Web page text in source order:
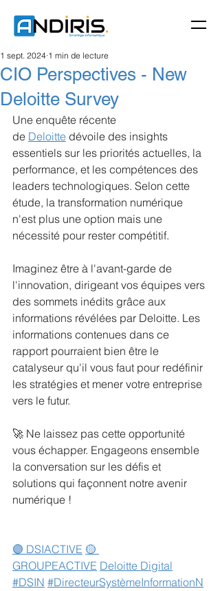
CIO Perspectives - New
Deloitte Survey
1 sept. 2024 1 min de lecture
Une enquête récente
de Deloitte dévoile des insights
essentiels sur les priorités actuelles, la
performance, et les compétences des
leaders technologiques. Selon cette
étude, la transformation numérique
n'est plus une option mais une
nécessité pour rester compétitif.
Imaginez être à l'avant-garde de
l'innovation, dirigeant vos équipes vers
des sommets inédits grâce aux
informations révélées par Deloitte. Les
informations contenues dans ce
rapport pourraient bien être le
catalyseur qu'il vous faut pour redéfinir
les stratégies et mener votre entreprise
vers le futur.
🚀 Ne laissez pas cette opportunité
vous échapper. Engageons ensemble
la conversation sur les défis et
solutions qui façonnent notre avenir
numérique !
🟣 DSIACTIVE 🟡
GROUPEACTIVE Deloitte Digital
#DSIN #DirecteurSystèmeInformationN